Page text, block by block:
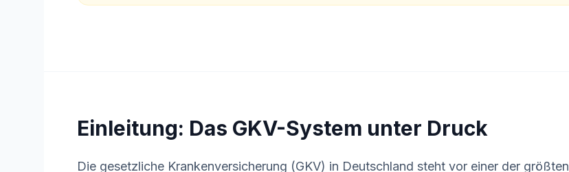
Einleitung: Das GKV-System unter Druck
Die gesetzliche Krankenversicherung (GKV) in Deutschland steht vor einer der größten